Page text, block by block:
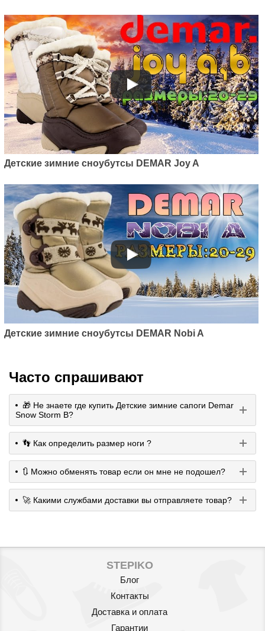
Детские зимние сноубутсы DEMAR Joy A
Детские зимние сноубутсы DEMAR Nobi A
Часто спрашивают
🎁 Не знаете где купить Детские зимние сапоги Demar
Snow Storm B?
👣 Как определить размер ноги ?
🔃 Можно обменять товар если он мне не подошел?
🚀 Какими службами доставки вы отправляете товар?
STEPIKO
Блог
Контакты
Доставка и оплата
Гарантии